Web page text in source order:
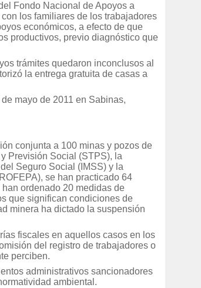
Fondo Nacional de Apoyos a
los familiares de los trabajadores
económicos, a efecto de que
productivos, previo diagnóstico que
trámites quedaron inconclusos al
la entrega gratuita de casas a
mayo de 2011 en Sabinas,
conjunta a 100 minas y pozos de
Previsión Social (STPS), la
Seguro Social (IMSS) y la
se han practicado 64
ordenado 20 medidas de
que significan condiciones de
minera ha dictado la suspensión
fiscales en aquellos casos en los
del registro de trabajadores o
perciben.
administrativos sancionadores
ambiental.